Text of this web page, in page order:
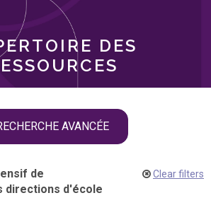
DES
AVANCÉE
de
directions d'école
Clear filters